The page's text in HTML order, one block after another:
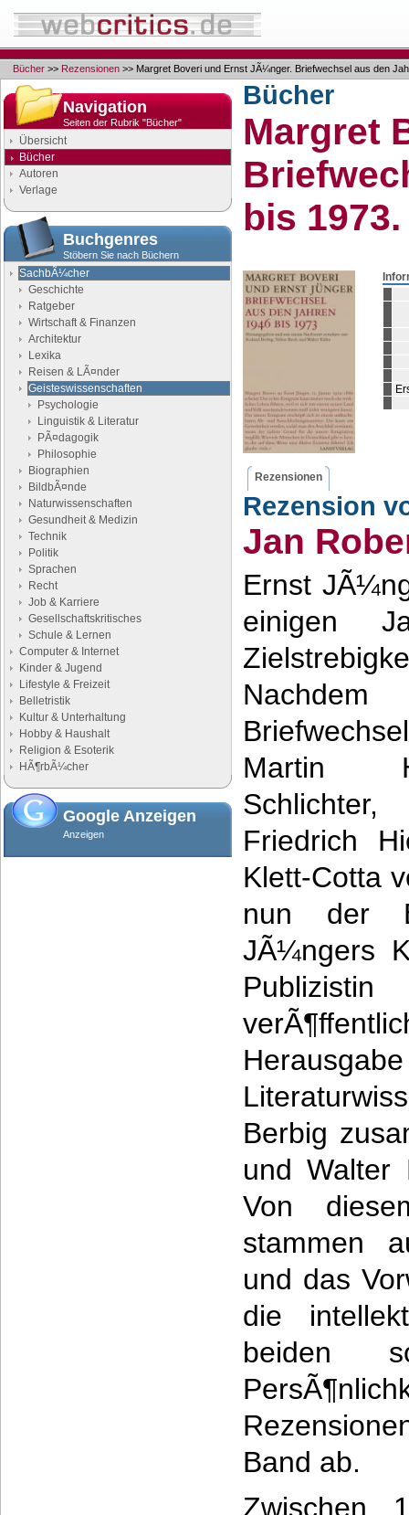
Bücher >> Rezensionen >> Margret Boveri und Ernst JÃ¼nger. Briefwechsel aus den
Navigation
Seiten der Rubrik "Bücher"
Übersicht
Bücher
Autoren
Verlage
Buchgenres
Stöbern Sie nach Büchern
SachbÃ¼cher
Geschichte
Ratgeber
Wirtschaft & Finanzen
Architektur
Lexika
Reisen & LÃ¤nder
Geisteswissenschaften
Psychologie
Linguistik & Literatur
PÃ¤dagogik
Philosophie
Biographien
BildbÃ¤nde
Naturwissenschaften
Gesundheit & Medizin
Technik
Politik
Sprachen
Recht
Job & Karriere
Gesellschaftskritisches
Schule & Lernen
Computer & Internet
Kinder & Jugend
Lifestyle & Freizeit
Belletristik
Kultur & Unterhaltung
Hobby & Haushalt
Religion & Esoterik
HÃ¶rbÃ¼cher
Google Anzeigen
Anzeigen
Bücher
Margret
bis
Rezensionen
Rezension
Jan
Ernst
einigen
Nachdem
Martin
Friedrich
Klett-Cotta
nun der
JÃ¼ngers
Berbig
und Walter
Von
stammen
und das
die
beiden
Band ab.
Zwischen